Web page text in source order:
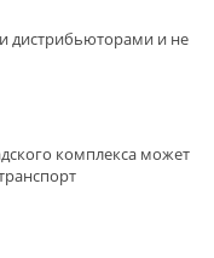
дистрибьюторами и не
комплекса может